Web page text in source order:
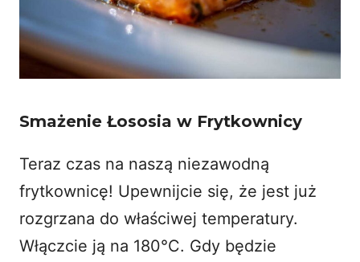
Smażenie Łososia w Frytkownicy
Teraz czas na naszą niezawodną
frytkownicę! Upewnijcie się, że jest już
rozgrzana do właściwej temperatury.
Włączcie ją na 180°C. Gdy będzie